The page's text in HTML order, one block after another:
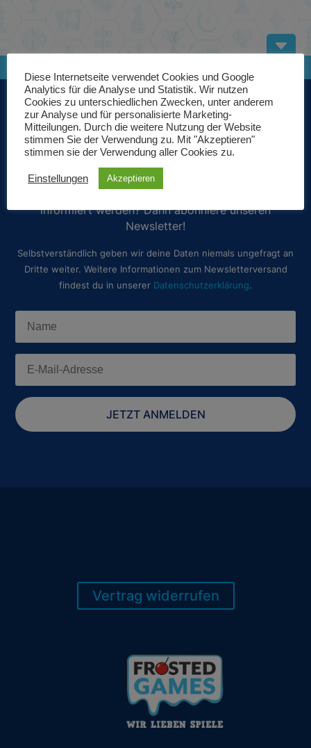
B
Unser Newsletter
Möchtest du immer als erster über unsere geplanten
informiert werden? Dann abonniere unseren
Newsletter!
Selbstverständlich geben wir deine Daten niemals ungefragt an
Dritte weiter. Weitere Informationen zum Newsletterversand
findest du in unserer Datenschutzerklärung.
JETZT ANMELDEN
Vertrag widerrufen
Diese Internetseite verwendet Cookies und Google
Analytics für die Analyse und Statistik. Wir nutzen
Cookies zu unterschiedlichen Zwecken, unter anderem
zur Analyse und für personalisierte Marketing-
Mitteilungen. Durch die weitere Nutzung der Website
stimmen Sie der Verwendung zu. Mit "Akzeptieren"
stimmen sie der Verwendung aller Cookies zu.
Einstellungen Akzeptieren